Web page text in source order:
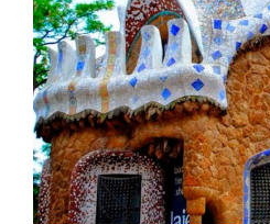
más
grande